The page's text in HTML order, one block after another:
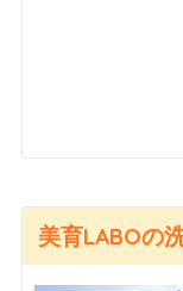
美育LABOの